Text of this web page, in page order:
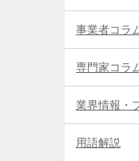
事業者コラ
専門家コラ
業界情報・
用語解説